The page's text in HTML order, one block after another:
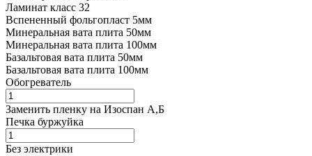
Ламинат класс 32
Вспененный фольгопласт 5мм
Минеральная вата плита 50мм
Минеральная вата плита 100мм
Базальтовая вата плита 50мм
Базальтовая вата плита 100мм
Обогреватель
Заменить пленку на Изоспан А,Б
Печка буржуйка
Без электрики